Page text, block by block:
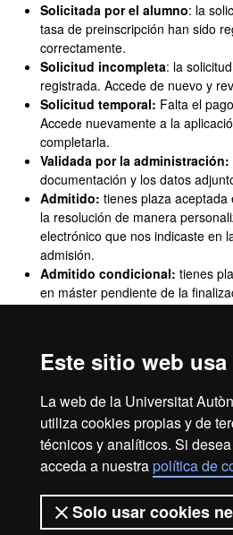
Este sitio web
La web de la Universitat
utiliza cookies propias y de
técnicos y analíticos. Si
acceda a nuestrapolítica de
Solo usar cookies
Solicitada por el alumno: la
tasa de preinscripción han sido
correctamente.
Solicitud incompleta: la
registrada. Accede de nuevo y
Solicitud temporal: Falta el
Accede nuevamente a la
completarla.
Validada por la administración:
documentación y los datos
Admitido: tienes plaza
la resolución de manera
electrónico que nos indicaste en
admisión.
Admitido condicional: tienes
en máster pendiente de la
cómo realizar el pago de
Lista de espera: has sido
de momento, no hay plazas
Solicitud denegada:no tienes
motivos de denegación los
que te enviaremos a tu correo